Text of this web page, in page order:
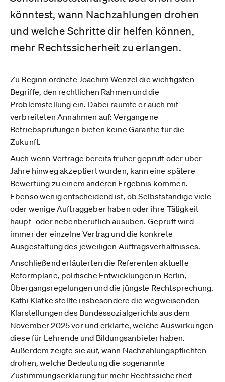
könntest, wann Nachzahlungen drohen
und welche Schritte dir helfen können,
mehr Rechtssicherheit zu erlangen.
Zu Beginn ordnete Joachim Wenzel die wichtigsten
Begriffe, den rechtlichen Rahmen und die
Problemstellung ein. Dabei räumte er auch mit
verbreiteten Annahmen auf: Vergangene
Betriebsprüfungen bieten keine Garantie für die
Zukunft.
Auch wenn Verträge bereits früher geprüft oder über
Jahre hinweg akzeptiert wurden, kann eine spätere
Bewertung zu einem anderen Ergebnis kommen.
Ebenso wenig entscheidend ist, ob Selbstständige viele
oder wenige Auftraggeber haben oder ihre Tätigkeit
haupt- oder nebenberuflich ausüben. Geprüft wird
immer der einzelne Vertrag und die konkrete
Ausgestaltung des jeweiligen Auftragsverhältnisses.
Anschließend erläuterten die Referenten aktuelle
Reformpläne, politische Entwicklungen in Berlin,
Übergangsregelungen und die jüngste Rechtsprechung.
Kathi Klafke stellte insbesondere die wegweisenden
Klarstellungen des Bundessozialgerichts aus dem
November 2025 vor und erklärte, welche Auswirkungen
diese für Lehrende und Bildungsanbieter haben.
Außerdem zeigte sie auf, wann Nachzahlungspflichten
drohen, welche Bedeutung die sogenannte
Zustimmungserklärung für mehr Rechtssicherheit